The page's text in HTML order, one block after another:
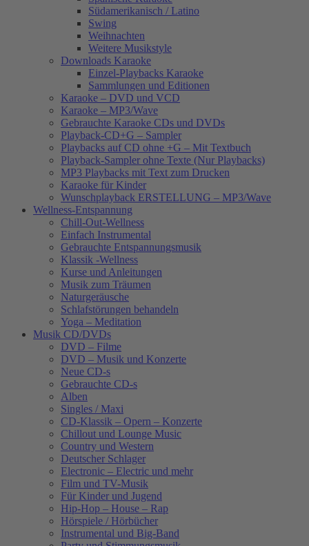
Südamerikanisch / Latino
Swing
Weihnachten
Weitere Musikstyle
Downloads Karaoke
Einzel-Playbacks Karaoke
Sammlungen und Editionen
Karaoke – DVD und VCD
Karaoke – MP3/Wave
Gebrauchte Karaoke CDs und DVDs
Playback-CD+G – Sampler
Playbacks auf CD ohne +G – Mit Textbuch
Playback-Sampler ohne Texte (Nur Playbacks)
MP3 Playbacks mit Text zum Drucken
Karaoke für Kinder
Wunschplayback ERSTELLUNG – MP3/Wave
Wellness-Entspannung
Chill-Out-Wellness
Einfach Instrumental
Gebrauchte Entspannungsmusik
Klassik -Wellness
Kurse und Anleitungen
Musik zum Träumen
Naturgeräusche
Schlafstörungen behandeln
Yoga – Meditation
Musik CD/DVDs
DVD – Filme
DVD – Musik und Konzerte
Neue CD-s
Gebrauchte CD-s
Alben
Singles / Maxi
CD-Klassik – Opern – Konzerte
Chillout und Lounge Music
Country und Western
Deutscher Schlager
Electronic – Electric und mehr
Film und TV-Musik
Für Kinder und Jugend
Hip-Hop – House – Rap
Hörspiele / Hörbücher
Instrumental und Big-Band